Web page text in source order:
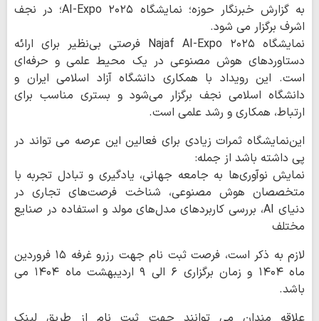
به گزارش خبرنگار حوزه؛ نمایشگاه AI-Expo ۲۰۲۵؛ در نجف
اشرف برگزار می شود.
نمایشگاه Najaf AI-Expo ۲۰۲۵ فرصتی بی‌نظیر برای ارائه
دستاوردهای هوش مصنوعی در یک محیط علمی و حرفه‌ای
است. این رویداد با همکاری دانشگاه آزاد اسلامی ایران و
دانشگاه اسلامی نجف برگزار می‌شود و بستری مناسب برای
ارتباط، همکاری و رشد علمی است.
این‌نمایشگاه ثمرات زیادی برای فعالین این عرصه می تواند در
پی داشته باشد از جمله:
نمایش نوآوری‌ها به جامعه جهانی، یادگیری و تبادل تجربه با
متخصصان هوش مصنوعی، شناخت فرصت‌های تجاری در
دنیای AI، بررسی کاربردهای مدل‌های مولد و استفاده در صنایع
مختلف
لازم به ذکر است، فرصت ثبت نام جهت رزرو غرفه ۱۵ فروردین
ماه ۱۴۰۴ و زمان برگزاری ۶ الی ۹ اردیبهشت ماه ۱۴۰۴ می
باشد.